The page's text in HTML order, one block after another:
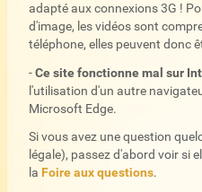
adapté aux connexions 3G !
d'image, les vidéos sont
téléphone, elles peuvent donc
-Ce site fonctionne mal sur
l'utilisation d'un autre
Microsoft Edge.
Si vous avez une question
légale), passez d'abord voir si
la Foire aux questions.